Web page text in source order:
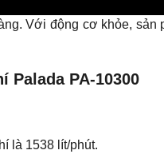
Với động cơ khỏe, sản
Palada PA-10300
là 1538 lít/phút.